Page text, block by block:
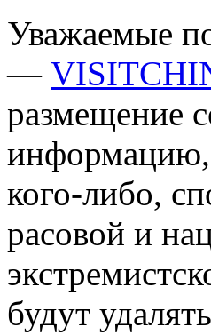
Уважаемые
—
размещение
информацию,
кого-либо,
расовой и
будут